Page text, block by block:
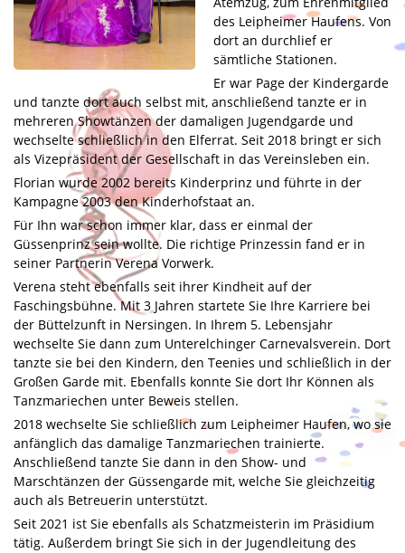
Ehrenpäsidenten
Ehrensenatoren
Jugend
Bilder/Berichte
Aktuelles
Kontakt
Links
Downloads
Datenschutz
des Leipheimer Haufens. Von
dort an durchlief er
sämtliche Stationen.
Er war Page der Kindergarde
und tanzte dort auch selbst mit, anschließend tanzte er in
mehreren Showtänzen der damaligen Jugendgarde und
wechselte schließlich in den Elferrat. Seit 2018 bringt er sich
als Vizepräsident der Gesellschaft in das Vereinsleben ein.
Florian wurde 2002 bereits Kinderprinz und führte in der
Kampagne 2003 den Kinderhofstaat an.
Für Ihn war schon immer klar, dass er einmal der
Güssenprinz sein wollte. Die richtige Prinzessin fand er in
seiner Partnerin Verena Vorwerk.
Verena steht ebenfalls seit ihrer Kindheit auf der
Faschingsbühne. Mit 3 Jahren startete Sie Ihre Karriere bei
der Büttelzunft in Nersingen. In Ihrem 5. Lebensjahr
wechselte Sie dann zum Unterelchinger Carnevalsverein. Dort
tanzte sie bei den Kindern, den Teenies und schließlich in der
Großen Garde mit. Ebenfalls konnte Sie dort Ihr Können als
Tanzmariechen unter Beweis stellen.
2018 wechselte Sie schließlich zum Leipheimer Haufen, wo sie
anfänglich das damalige Tanzmariechen trainierte.
Anschließend tanzte Sie dann in den Show- und
Marschtänzen der Güssengarde mit, welche Sie gleichzeitig
auch als Betreuerin unterstützt.
Seit 2021 ist Sie ebenfalls als Schatzmeisterin im Präsidium
tätig. Außerdem bringt Sie sich in der Jugendleitung des